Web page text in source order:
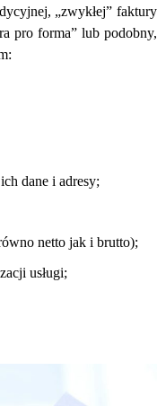
„zwykłej” faktury
pro forma” lub podobny,
dane i adresy;
netto jak i brutto);
usługi;